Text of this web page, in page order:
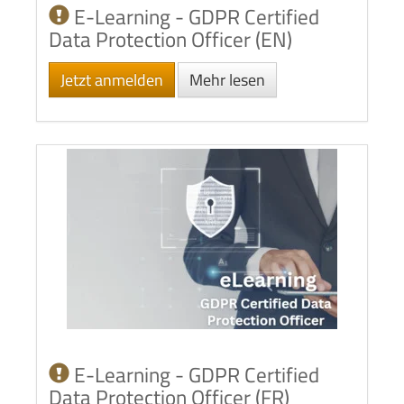
E-Learning - GDPR Certified
Data Protection Officer (EN)
Jetzt anmelden Mehr lesen
E-Learning - GDPR Certified